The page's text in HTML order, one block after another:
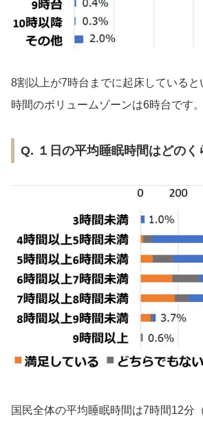
8割以上が7時台までに起床している
時間のボリュームゾーンは6時台です。
Q. １日の平均睡眠時間はどのく
国民全体の平均睡眠時間は7時間12分